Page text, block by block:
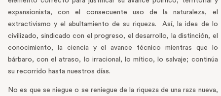
expansionista, con el consecuente uso de la naturaleza, el
extractivismo y el abultamiento de su riqueza. Así, la idea de lo
civilizado, sindicado con el progreso, el desarrollo, la distinción, el
conocimiento, la ciencia y el avance técnico mientras que lo
bárbaro, con el atraso, lo irracional, lo mítico, lo salvaje; continúa
su recorrido hasta nuestros días.
No es que se niegue o se reniegue de la riqueza de una raza nueva,